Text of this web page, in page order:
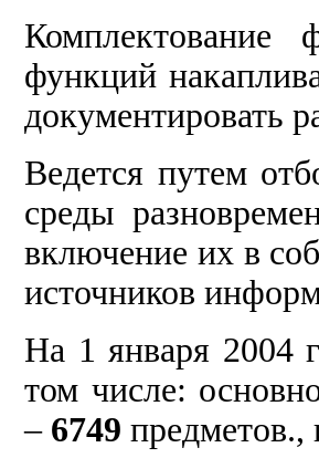
Комплектование
функций
документировать
Ведется путем
среды
включение их в
источников
На 1 января 2004
том числе:
– 6749предметов.,